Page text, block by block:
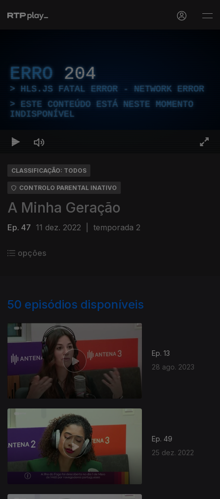
ERRO 204
HLS.JS FATAL ERROR - NETWORK ERROR
ESTE CONTEÚDO ESTÁ NESTE MOMENTO
INDISPONÍVEL
CLASSIFICAÇÃO: TODOS
CONTROLO PARENTAL INATIVO
A Minha Geração
Ep. 47 11 dez. 2022 temporada 2
opções
50 episódios disponíveis
Ep. 13
28 ago. 2023
Ep. 49
25 dez. 2022